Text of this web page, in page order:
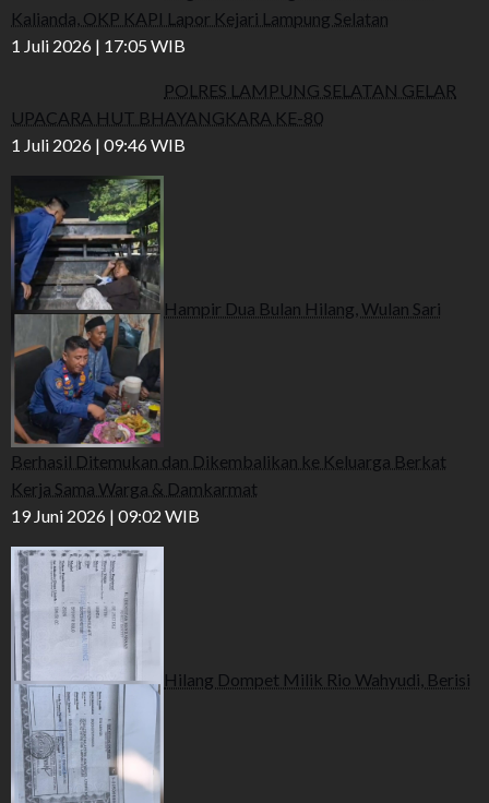
Kalianda, OKP KAPI Lapor Kejari Lampung Selatan
1 Juli 2026 | 17:05 WIB
POLRES LAMPUNG SELATAN GELAR
UPACARA HUT BHAYANGKARA KE-80
1 Juli 2026 | 09:46 WIB
Hampir Dua Bulan Hilang, Wulan Sari
Berhasil Ditemukan dan Dikembalikan ke Keluarga Berkat
Kerja Sama Warga & Damkarmat
19 Juni 2026 | 09:02 WIB
Hilang Dompet Milik Rio Wahyudi, Berisi